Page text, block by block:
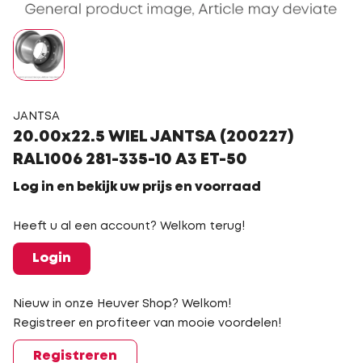
JANTSA
20.00x22.5 WIEL JANTSA (200227)
RAL1006 281-335-10 A3 ET-50
Log in en bekijk uw prijs en voorraad
Heeft u al een account? Welkom terug!
Login
Nieuw in onze Heuver Shop? Welkom!
Registreer en profiteer van mooie voordelen!
Registreren